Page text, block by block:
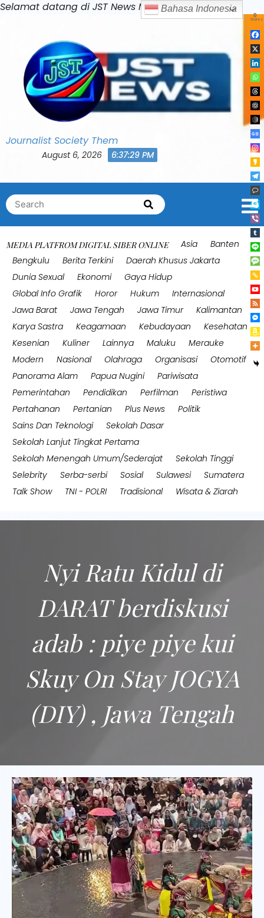
Selamat datang di JST News MediaSkip
to
Journalist Society Them
August 6, 2026 6:37:32 PM
Search
for:
Search
MEDIA PLATFROM DIGITAL SIBER ONLINE Asia
Banten
Bengkulu
Berita Terkini
Daerah Khusus Jakarta
Dunia Sexual
Ekonomi
Gaya Hidup
Global Info Grafik
Horor Hukum
Internasional
Jawa Barat
Jawa Tengah Jawa Timur
Kalimantan
Karya Sastra
Keagamaan Kebudayaan
Kesehatan
Kesenian
Kuliner Lainnya Maluku
Merauke
Modern
Nasional Olahraga Organisasi
Otomotif
Panorama Alam
Papua Nugini
Pariwisata
Pemerintahan
Pendidikan Perfilman
Peristiwa
Pertahanan
Pertanian Plus News
Politik
Sains Dan Teknologi
Sekolah Dasar
Sekolah Lanjut Tingkat Pertama
Sekolah Menengah Umum/Sederajat
Sekolah Tinggi
Selebrity
Serba-serbi Sosial Sulawesi
Sumatera
Talk Show
TNI - POLRI Tradisional Wisata & Ziarah
Nyi Ratu Kidul di
DARAT berdiskusi
adab : piye piye kui
Skuy On Stay JOGYA
(DIY) , Jawa Tengah